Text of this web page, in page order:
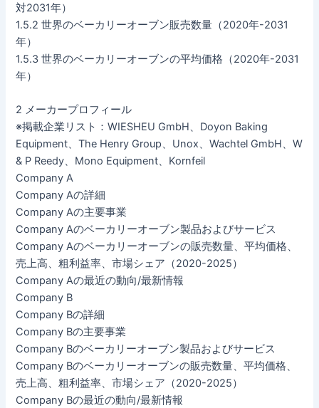
対2031年）
1.5.2 世界のベーカリーオーブン販売数量（2020年-2031
年）
1.5.3 世界のベーカリーオーブンの平均価格（2020年-2031
年）
2 メーカープロフィール
※掲載企業リスト：WIESHEU GmbH、Doyon Baking
Equipment、The Henry Group、Unox、Wachtel GmbH、W
& P Reedy、Mono Equipment、Kornfeil
Company A
Company Aの詳細
Company Aの主要事業
Company Aのベーカリーオーブン製品およびサービス
Company Aのベーカリーオーブンの販売数量、平均価格、
売上高、粗利益率、市場シェア（2020-2025）
Company Aの最近の動向/最新情報
Company B
Company Bの詳細
Company Bの主要事業
Company Bのベーカリーオーブン製品およびサービス
Company Bのベーカリーオーブンの販売数量、平均価格、
売上高、粗利益率、市場シェア（2020-2025）
Company Bの最近の動向/最新情報